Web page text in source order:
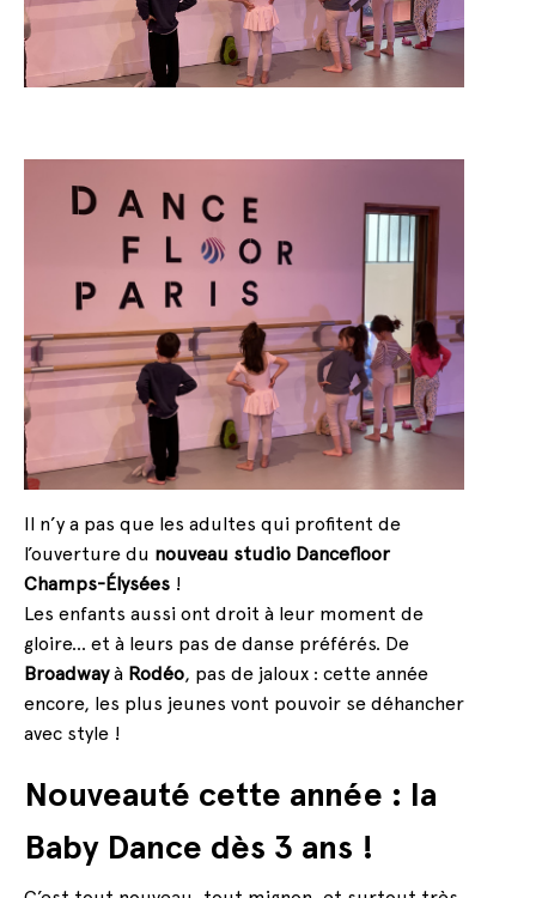
Il n’y a pas que les adultes qui profitent de
l’ouverture du nouveau studio Dancefloor
Champs-Élysées !
Les enfants aussi ont droit à leur moment de
gloire… et à leurs pas de danse préférés. De
Broadwayà Rodéo, pas de jaloux : cette année
encore, les plus jeunes vont pouvoir se déhancher
avec style !
Nouveauté cette année : la
Baby Dance dès 3 ans !